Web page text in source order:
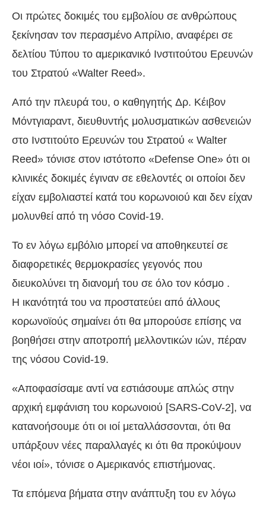
Οι πρώτες δοκιμές του εμβολίου σε ανθρώπους
ξεκίνησαν τον περασμένο Απρίλιο, αναφέρει σε
δελτίου Τύπου το αμερικανικό Ινστιτούτου Ερευνών
του Στρατού «Walter Reed».
Από την πλευρά του, ο καθηγητής Δρ. Κέιβον
Μόντγιαραντ, διευθυντής μολυσματικών ασθενειών
στο Ινστιτούτο Ερευνών του Στρατού « Walter
Reed» τόνισε στον ιστότοπο «Defense One» ότι οι
κλινικές δοκιμές έγιναν σε εθελοντές οι οποίοι δεν
είχαν εμβολιαστεί κατά του κορωνοιού και δεν είχαν
μολυνθεί από τη νόσο Covid-19.
Το εν λόγω εμβόλιο μπορεί να αποθηκευτεί σε
διαφορετικές θερμοκρασίες γεγονός που
διευκολύνει τη διανομή του σε όλο τον κόσμο .
Η ικανότητά του να προστατεύει από άλλους
κορωνοϊούς σημαίνει ότι θα μπορούσε επίσης να
βοηθήσει στην αποτροπή μελλοντικών ιών, πέραν
της νόσου Covid-19.
«Αποφασίσαμε αντί να εστιάσουμε απλώς στην
αρχική εμφάνιση του κορωνοιού [SARS-CoV-2], να
κατανοήσουμε ότι οι ιοί μεταλλάσσονται, ότι θα
υπάρξουν νέες παραλλαγές κι ότι θα προκύψουν
νέοι ιοί», τόνισε ο Αμερικανός επιστήμονας.
Τα επόμενα βήματα στην ανάπτυξη του εν λόγω